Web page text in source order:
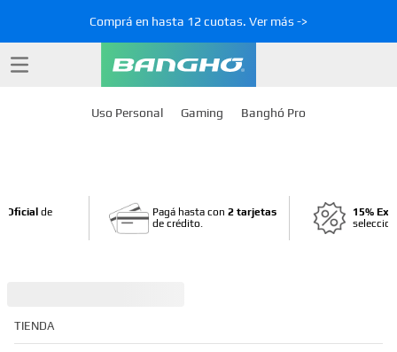
Comprá en hasta 12 cuotas. Ver más ->
Uso Personal Gaming Banghó Pro
Pagá hasta con 2 tarjetas
de crédito.
15%
Oficial de
TIENDA